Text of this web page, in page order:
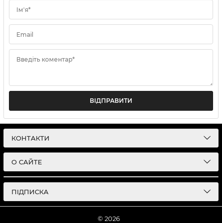
Ім'я*
Email
Введіть коментар*
ВІДПРАВИТИ
КОНТАКТИ
О САЙТЕ
ПІДПИСКА
© 2026